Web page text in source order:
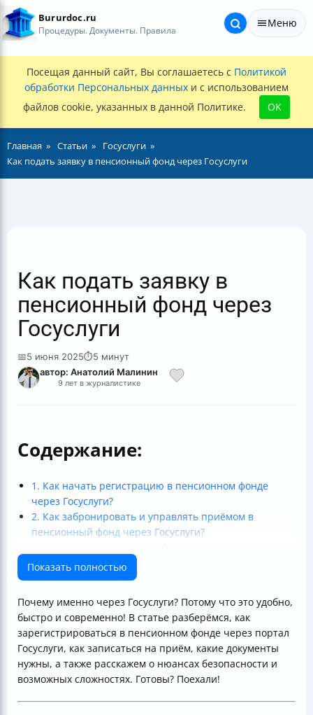
Bururdoc.ru
Процедуры. Документы. Правила
Меню
Посещая данный сайт, Вы соглашаетесь с Политикой
обработки Персональных данных и с использованием
файлов cookie, указанных в данной Политике.
OK
Главная Статьи
Госуслуги
Как подать заявку в пенсионный фонд через Госуслуги
Как подать заявку в
пенсионный фонд через
Госуслуги
📅5 июня 2025⏱5 минут
автор: Анатолий Малинин
9 лет в журналистике
Содержание:
1. Как начать регистрацию в пенсионном фонде
через Госуслуги?
2. Как забронировать и управлять приёмом в
пенсионный фонд через Госуслуги?
4. Что делать, если возникли проблемы? Актуальные
изменения
действия
Итог
Показать полностью
Почему именно через Госуслуги? Потому что это удобно,
быстро и современно! В статье разберёмся, как
зарегистрироваться в пенсионном фонде через портал
Госуслуги, как записаться на приём, какие документы
нужны, а также расскажем о нюансах безопасности и
возможных сложностях. Готовы? Поехали!